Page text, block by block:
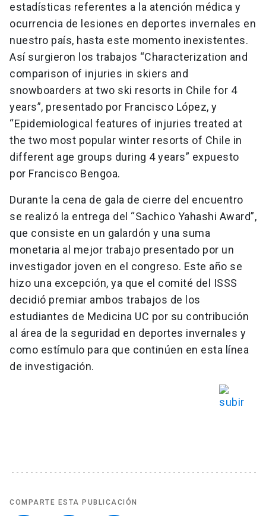
estadísticas referentes a la atención médica y
ocurrencia de lesiones en deportes invernales en
nuestro país, hasta este momento inexistentes.
Así surgieron los trabajos “Characterization and
comparison of injuries in skiers and
snowboarders at two ski resorts in Chile for 4
years”, presentado por Francisco López, y
“Epidemiological features of injuries treated at
the two most popular winter resorts of Chile in
different age groups during 4 years” expuesto
por Francisco Bengoa.
Durante la cena de gala de cierre del encuentro
se realizó la entrega del “Sachico Yahashi Award”,
que consiste en un galardón y una suma
monetaria al mejor trabajo presentado por un
investigador joven en el congreso. Este año se
hizo una excepción, ya que el comité del ISSS
decidió premiar ambos trabajos de los
estudiantes de Medicina UC por su contribución
al área de la seguridad en deportes invernales y
como estímulo para que continúen en esta línea
de investigación.
COMPARTE ESTA PUBLICACIÓN